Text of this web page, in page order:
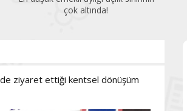
çok altında!
ziyaret ettiği kentsel dönüşüm